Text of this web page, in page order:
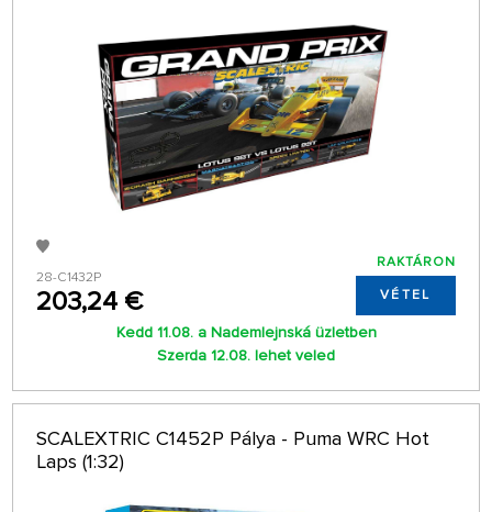
28-C1432P
203,24 €
RAKTÁRON
VÉTEL
Kedd 11.08. a Nademlejnská üzletben
Szerda 12.08. lehet veled
SCALEXTRIC C1452P Pálya - Puma WRC Hot
Laps (1:32)